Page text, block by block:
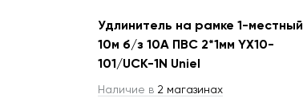
Удлинитель на рамке 1-местный
10м б/з 10А ПВС 2*1мм YX10-
101/UCK-1N Uniel
Наличие в 2 магазинах